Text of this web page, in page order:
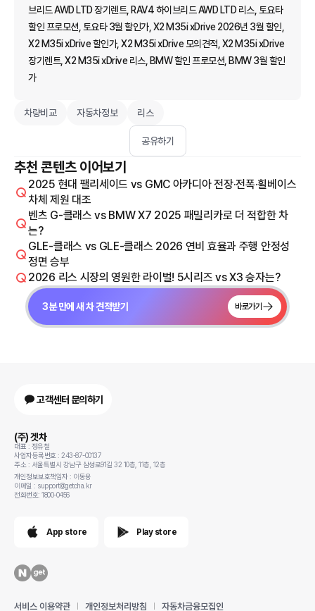
브리드 AWD LTD 장기렌트, RAV4 하이브리드 AWD LTD 리스, 토요타
할인 프로모션, 토요타 3월 할인가, X2 M35i xDrive 2026년 3월 할인,
X2 M35i xDrive 할인가, X2 M35i xDrive 모의견적, X2 M35i xDrive
장기렌트, X2 M35i xDrive 리스, BMW 할인 프로모션, BMW 3월 할인
가
차량비교 자동차정보 리스
공유하기
추천 콘텐츠 이어보기
2025 현대 팰리세이드 vs GMC 아카디아 전장·전폭·휠베이스
차체 제원 대조
벤츠 G-클래스 vs BMW X7 2025 패밀리카로 더 적합한 차
는?
GLE-클래스 vs GLE-클래스 2026 연비 효율과 주행 안정성
정면 승부
2026 리스 시장의 영원한 라이벌! 5시리즈 vs X3 승자는?
3분 만에 새 차 견적받기 바로가기
고객센터 문의하기
(주) 겟차
대표 : 정유철
사업자등록번호 : 243-87-00137
주소 : 서울특별시 강남구 삼성로91길 32 10층, 11층, 12층
개인정보보호책임자 : 이동용
이메일 : support@getcha.kr
전화번호: 1800-0456
App store Play store
서비스 이용약관 개인정보처리방침 자동차금융모집인